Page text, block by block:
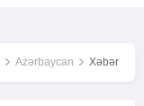
Azərbaycan Xəbər